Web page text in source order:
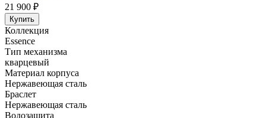
21 900 ₽
Купить
Коллекция
Essence
Тип механизма
кварцевый
Материал корпуса
Нержавеющая сталь
Браслет
Нержавеющая сталь
Водозащита